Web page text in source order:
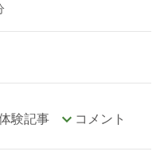
験記事 コメント